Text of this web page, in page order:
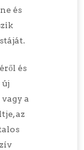
és
és
új
a
az